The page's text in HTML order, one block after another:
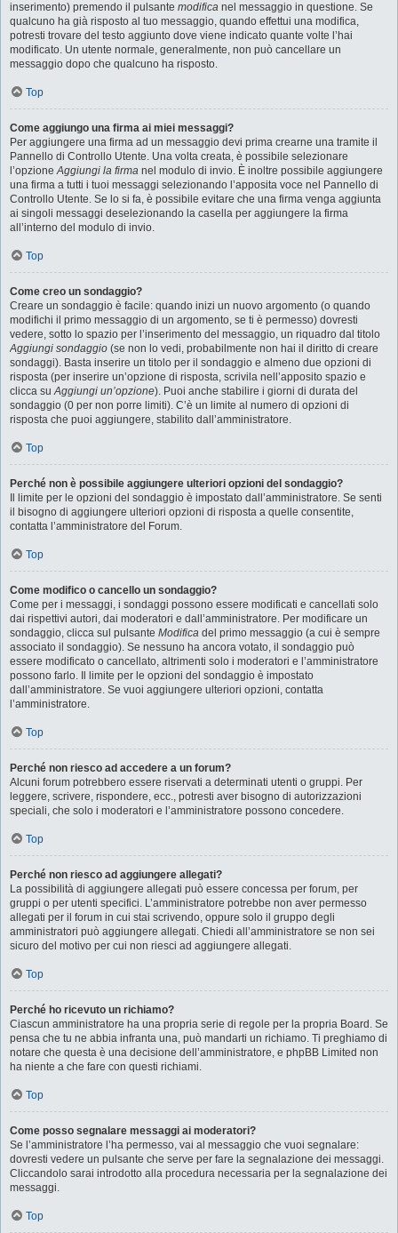
inserimento) premendo il pulsante modifica nel messaggio in questione. Se
qualcuno ha già risposto al tuo messaggio, quando effettui una modifica,
potresti trovare del testo aggiunto dove viene indicato quante volte l’hai
modificato. Un utente normale, generalmente, non può cancellare un
messaggio dopo che qualcuno ha risposto.
Top
Come aggiungo una firma ai miei messaggi?
Per aggiungere una firma ad un messaggio devi prima crearne una tramite il
Pannello di Controllo Utente. Una volta creata, è possibile selezionare
l’opzioneAggiungi la firma nel modulo di invio. È inoltre possibile aggiungere
una firma a tutti i tuoi messaggi selezionando l’apposita voce nel Pannello di
Controllo Utente. Se lo si fa, è possibile evitare che una firma venga aggiunta
ai singoli messaggi deselezionando la casella per aggiungere la firma
all’interno del modulo di invio.
Top
Come creo un sondaggio?
Creare un sondaggio è facile: quando inizi un nuovo argomento (o quando
modifichi il primo messaggio di un argomento, se ti è permesso) dovresti
vedere, sotto lo spazio per l’inserimento del messaggio, un riquadro dal titolo
Aggiungi sondaggio (se non lo vedi, probabilmente non hai il diritto di creare
sondaggi). Basta inserire un titolo per il sondaggio e almeno due opzioni di
risposta (per inserire un’opzione di risposta, scrivila nell’apposito spazio e
clicca suAggiungi un’opzione). Puoi anche stabilire i giorni di durata del
sondaggio (0 per non porre limiti). C’è un limite al numero di opzioni di
risposta che puoi aggiungere, stabilito dall’amministratore.
Top
Perché non è possibile aggiungere ulteriori opzioni del sondaggio?
Il limite per le opzioni del sondaggio è impostato dall’amministratore. Se senti
il bisogno di aggiungere ulteriori opzioni di risposta a quelle consentite,
contatta l’amministratore del Forum.
Top
Come modifico o cancello un sondaggio?
Come per i messaggi, i sondaggi possono essere modificati e cancellati solo
dai rispettivi autori, dai moderatori e dall’amministratore. Per modificare un
sondaggio, clicca sul pulsante Modifica del primo messaggio (a cui è sempre
associato il sondaggio). Se nessuno ha ancora votato, il sondaggio può
essere modificato o cancellato, altrimenti solo i moderatori e l’amministratore
possono farlo. Il limite per le opzioni del sondaggio è impostato
dall’amministratore. Se vuoi aggiungere ulteriori opzioni, contatta
l’amministratore.
Top
Perché non riesco ad accedere a un forum?
Alcuni forum potrebbero essere riservati a determinati utenti o gruppi. Per
leggere, scrivere, rispondere, ecc., potresti aver bisogno di autorizzazioni
speciali, che solo i moderatori e l’amministratore possono concedere.
Top
Perché non riesco ad aggiungere allegati?
La possibilità di aggiungere allegati può essere concessa per forum, per
gruppi o per utenti specifici. L’amministratore potrebbe non aver permesso
allegati per il forum in cui stai scrivendo, oppure solo il gruppo degli
amministratori può aggiungere allegati. Chiedi all’amministratore se non sei
sicuro del motivo per cui non riesci ad aggiungere allegati.
Top
Perché ho ricevuto un richiamo?
Ciascun amministratore ha una propria serie di regole per la propria Board. Se
pensa che tu ne abbia infranta una, può mandarti un richiamo. Ti preghiamo di
notare che questa è una decisione dell’amministratore, e phpBB Limited non
ha niente a che fare con questi richiami.
Top
Come posso segnalare messaggi ai moderatori?
Se l’amministratore l’ha permesso, vai al messaggio che vuoi segnalare:
dovresti vedere un pulsante che serve per fare la segnalazione dei messaggi.
Cliccandolo sarai introdotto alla procedura necessaria per la segnalazione dei
messaggi.
Top